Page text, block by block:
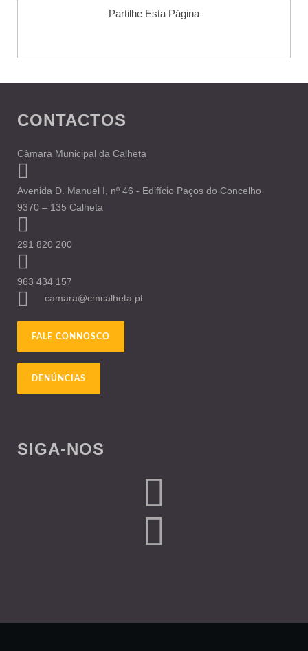
Partilhe Esta Página
CONTACTOS
Câmara Municipal da Calheta
Avenida D. Manuel I, nº 46 - Edifício Paços do Concelho
9370 – 135 Calheta
291 820 200
963 434 157
camara@cmcalheta.pt
FALE CONNOSCO
DENÚNCIAS
SIGA-NOS